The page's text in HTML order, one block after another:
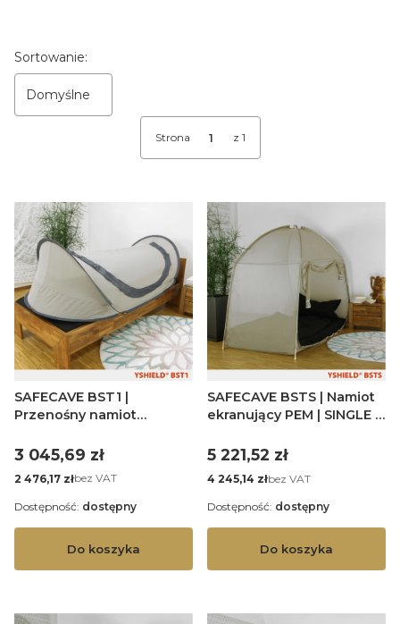
Lista produktów
Sortowanie:
Domyślne
Strona z 1
SAFECAVE BST1 |
Przenośny namiot
Cena
3 045,69 zł
Cena
2 476,17 złbez VAT
Do koszyka
Dostępność: dostępny
SAFECAVE BSTS | Namiot
ekranujący PEM | SINGLE 1
Cena
5 221,52 zł
Cena
4 245,14 złbez VAT
Do koszyka
Dostępność: dostępny